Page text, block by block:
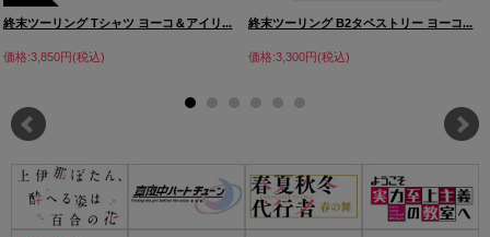
終末ツーリング Tシャツ ヨーコ＆アイリ...
価格:3,850円(税込)
終末ツーリング B2タペストリー ヨーコ...
価格:3,300円(税込)